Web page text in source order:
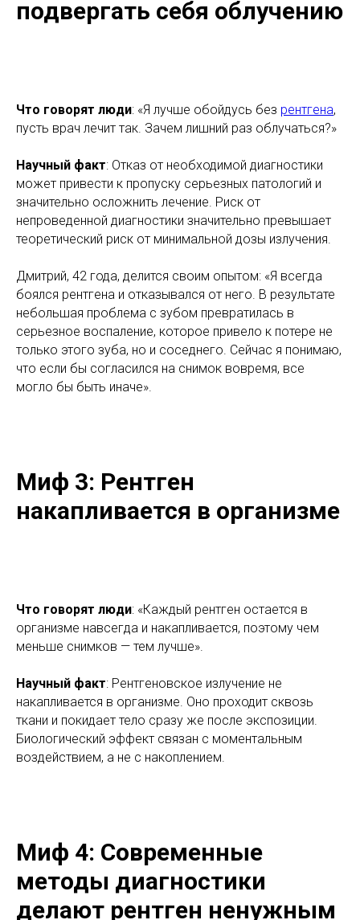
подвергать себя облучению
Что говорят люди: «Я лучше обойдусь без рентгена,
пусть врач лечит так. Зачем лишний раз облучаться?»
Научный факт: Отказ от необходимой диагностики
может привести к пропуску серьезных патологий и
значительно осложнить лечение. Риск от
непроведенной диагностики значительно превышает
теоретический риск от минимальной дозы излучения.
Дмитрий, 42 года, делится своим опытом: «Я всегда
боялся рентгена и отказывался от него. В результате
небольшая проблема с зубом превратилась в
серьезное воспаление, которое привело к потере не
только этого зуба, но и соседнего. Сейчас я понимаю,
что если бы согласился на снимок вовремя, все
могло бы быть иначе».
Миф 3: Рентген
накапливается в организме
Что говорят люди: «Каждый рентген остается в
организме навсегда и накапливается, поэтому чем
меньше снимков — тем лучше».
Научный факт: Рентгеновское излучение не
накапливается в организме. Оно проходит сквозь
ткани и покидает тело сразу же после экспозиции.
Биологический эффект связан с моментальным
воздействием, а не с накоплением.
Миф 4: Современные
методы диагностики
делают рентген ненужным